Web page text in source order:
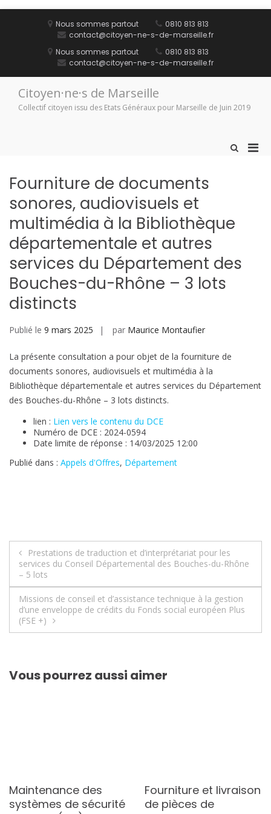
Nous sommes partout
0810 813 813
contact@citoyen-ne-s-de-marseille.fr
Nous sommes partout
0810 813 813
contact@citoyen-ne-s-de-marseille.fr
Citoyen·ne·s de Marseille
Collectif citoyen issu des Etats Généraux pour Marseille de Juin 2019
Afficher
Fourniture de documents
sonores, audiovisuels et
multimédia à la Bibliothèque
départementale et autres
services du Département des
Bouches-du-Rhône – 3 lots
distincts
Publié le 9 mars 2025 par Maurice Montaufier
La présente consultation a pour objet de la fourniture de
documents sonores, audiovisuels et multimédia à la
Bibliothèque départementale et autres services du Département
des Bouches-du-Rhône – 3 lots distincts.
lien : Lien vers le contenu du DCE
Numéro de DCE : 2024-0594
Date limite de réponse : 14/03/2025 12:00
Publié dans : Appels d'Offres, Département
Navigation
de
l’article
Prestations de traduction et d’interprétariat pour les
services du Conseil Départemental des Bouches-du-Rhône
– 5 lots
Missions de conseil et d’assistance technique à la gestion
d’une enveloppe de crédits du Fonds social européen Plus
(FSE +)
Vous pourrez aussi aimer
Maintenance des
systèmes de sécurité
Fourniture et livraison
de pièces de